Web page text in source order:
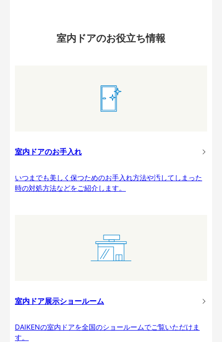
室内ドアのお役立ち情報
室内ドアのお手入れ
いつまでも美しく保つためのお手入れ方法や汚してしまった
時の対処方法などをご紹介します。
室内ドア展示ショールーム
DAIKENの室内ドアを全国のショールームでご覧いただけま
す。